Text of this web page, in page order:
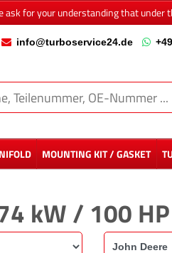
ask for your understanding that under
info@turboservice24.de
MOUNTING KIT / GASKET
kW / 100 HP